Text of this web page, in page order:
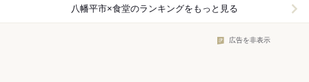
八幡平市×食堂のランキングをもっと見る
広告を非表示